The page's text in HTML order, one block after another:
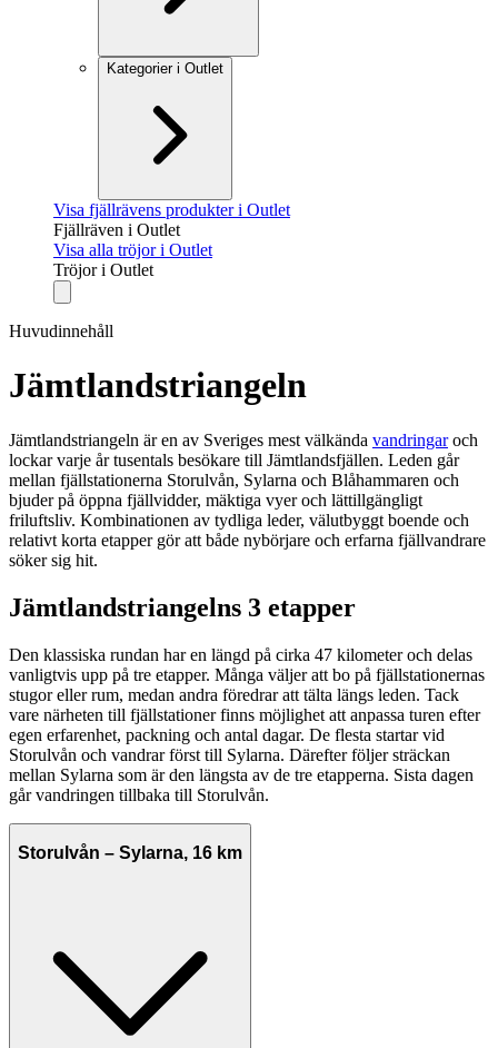
Kategorier i Outlet
Visa fjällrävens produkter i Outlet
Fjällräven i Outlet
Visa alla tröjor i Outlet
Tröjor i Outlet
Huvudinnehåll
Jämtlandstriangeln
Jämtlandstriangeln är en av Sveriges mest välkända vandringaroch
lockar varje år tusentals besökare till Jämtlandsfjällen. Leden går
mellan fjällstationerna Storulvån, Sylarna och Blåhammaren och
bjuder på öppna fjällvidder, mäktiga vyer och lättillgängligt
friluftsliv. Kombinationen av tydliga leder, välutbyggt boende och
relativt korta etapper gör att både nybörjare och erfarna fjällvandrare
söker sig hit.
Jämtlandstriangelns 3 etapper
Den klassiska rundan har en längd på cirka 47 kilometer och delas
vanligtvis upp på tre etapper. Många väljer att bo på fjällstationernas
stugor eller rum, medan andra föredrar att tälta längs leden. Tack
vare närheten till fjällstationer finns möjlighet att anpassa turen efter
egen erfarenhet, packning och antal dagar. De flesta startar vid
Storulvån och vandrar först till Sylarna. Därefter följer sträckan
mellan Sylarna som är den längsta av de tre etapperna. Sista dagen
går vandringen tillbaka till Storulvån.
Storulvån – Sylarna, 16 km